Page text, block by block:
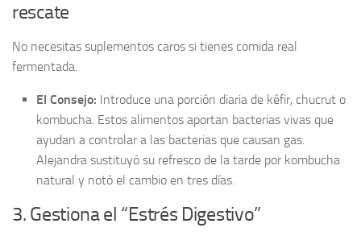
rescate
No necesitas suplementos caros si tienes comida real
fermentada.
El Consejo: Introduce una porción diaria de kéfir, chucrut o
kombucha. Estos alimentos aportan bacterias vivas que
ayudan a controlar a las bacterias que causan gas.
Alejandra sustituyó su refresco de la tarde por kombucha
natural y notó el cambio en tres días.
3. Gestiona el “Estrés Digestivo”